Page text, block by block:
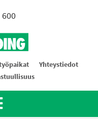
Yhteystiedot